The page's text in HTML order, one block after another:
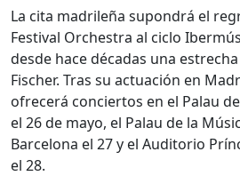
La cita madrileña supondrá el
Festival Orchestra al ciclo
desde hace décadas una
Fischer. Tras su actuación en
ofrecerá conciertos en el Palau
el 26 de mayo, el Palau de la
Barcelona el 27 y el Auditorio
el 28.